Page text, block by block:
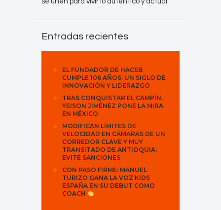
Entradas recientes
EL FUNDADOR DE HACEB
CUMPLE 106 AÑOS: UN SIGLO DE
INNOVACIÓN Y LIDERAZGO
TRAS CONQUISTAR EL CAMPÍN,
YEISON JIMÉNEZ PONE LA MIRA
EN MÉXICO
MODIFICAN LÍMITES DE
VELOCIDAD EN CÁMARAS DE UN
CORREDOR CLAVE Y MUY
TRANSITADO DE ANTIOQUIA:
EVITE SANCIONES
CON PASO FIRME: MANUEL
TURIZO GANA LA VOZ KIDS
ESPAÑA EN SU DEBUT COMO
COACH